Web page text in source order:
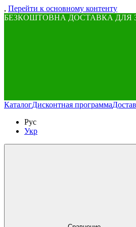
, Перейти к основному контенту
БЕЗКОШТОВНА ДОСТАВКА ДЛЯ
КаталогДисконтная программа
Рус
Укр